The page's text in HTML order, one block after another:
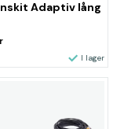
Adaptiv lång
I lager